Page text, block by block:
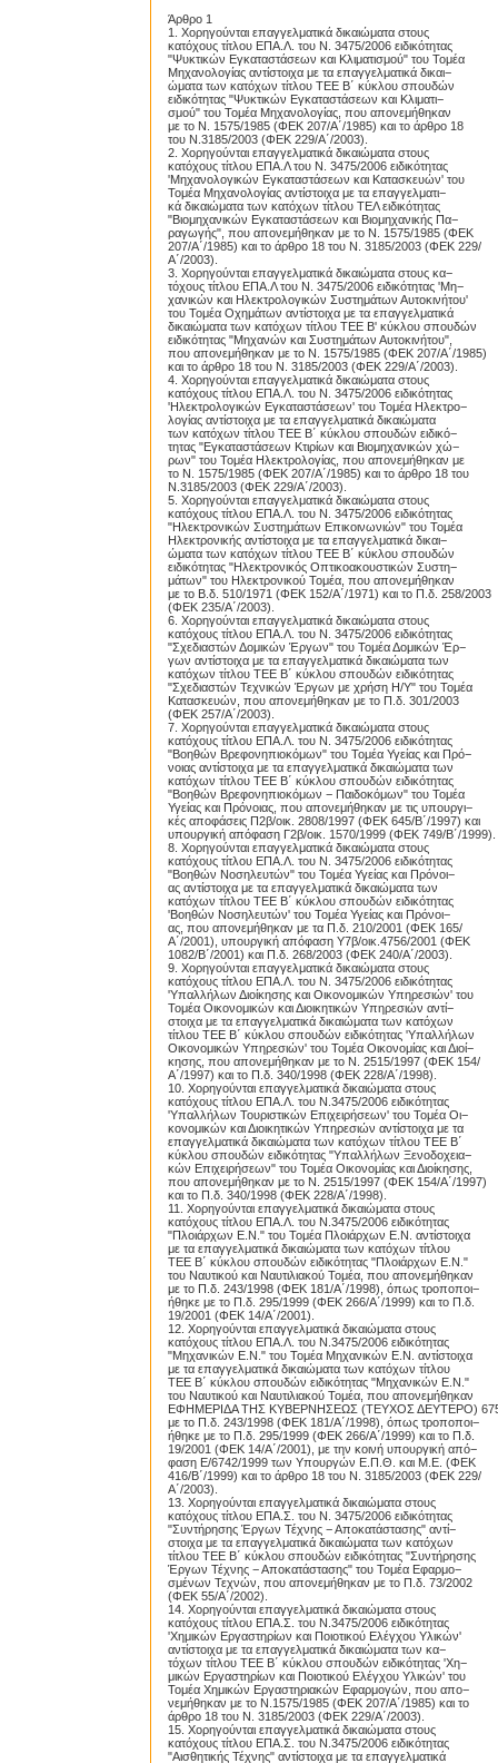
Άρθρο 1
1. Χορηγούνται επαγγελματικά δικαιώματα στους
κατόχους τίτλου ΕΠΑ.Λ. του Ν. 3475/2006 ειδικότητας
"Ψυκτικών Εγκαταστάσεων και Κλιματισμού" του Τομέα
Μηχανολογίας αντίστοιχα με τα επαγγελματικά δικαι−
ώματα των κατόχων τίτλου TEE Β΄ κύκλου σπουδών
ειδικότητας "Ψυκτικών Εγκαταστάσεων και Κλιματι−
σμού" του Τομέα Μηχανολογίας, που απονεμήθηκαν
με το Ν. 1575/1985 (ΦΕΚ 207/Α΄/1985) και το άρθρο 18
του Ν.3185/2003 (ΦΕΚ 229/Α΄/2003).
2. Χορηγούνται επαγγελματικά δικαιώματα στους
κατόχους τίτλου ΕΠΑ.Λ του Ν. 3475/2006 ειδικότητας
'Μηχανολογικών Εγκαταστάσεων και Κατασκευών' του
Τομέα Μηχανολογίας αντίστοιχα με τα επαγγελματι−
κά δικαιώματα των κατόχων τίτλου ΤΕΛ ειδικότητας
"Βιομηχανικών Εγκαταστάσεων και Βιομηχανικής Πα−
ραγωγής", που απονεμήθηκαν με το Ν. 1575/1985 (ΦΕΚ
207/Α΄/1985) και το άρθρο 18 του Ν. 3185/2003 (ΦΕΚ 229/
Α΄/2003).
3. Χορηγούνται επαγγελματικά δικαιώματα στους κα−
τόχους τίτλου ΕΠΑ.Λ του Ν. 3475/2006 ειδικότητας 'Μη−
χανικών και Ηλεκτρολογικών Συστημάτων Αυτοκινήτου'
του Τομέα Οχημάτων αντίστοιχα με τα επαγγελματικά
δικαιώματα των κατόχων τίτλου TEE Β' κύκλου σπουδών
ειδικότητας "Μηχανών και Συστημάτων Αυτοκινήτου",
που απονεμήθηκαν με το Ν. 1575/1985 (ΦΕΚ 207/Α΄/1985)
και το άρθρο 18 του Ν. 3185/2003 (ΦΕΚ 229/Α΄/2003).
4. Χορηγούνται επαγγελματικά δικαιώματα στους
κατόχους τίτλου ΕΠΑ.Λ. του Ν. 3475/2006 ειδικότητας
'Ηλεκτρολογικών Εγκαταστάσεων' του Τομέα Ηλεκτρο−
λογίας αντίστοιχα με τα επαγγελματικά δικαιώματα
των κατόχων τίτλου TEE Β΄ κύκλου σπουδών ειδικό−
τητας "Εγκαταστάσεων Κτιρίων και Βιομηχανικών χώ−
ρων" του Τομέα Ηλεκτρολογίας, που απονεμήθηκαν με
το Ν. 1575/1985 (ΦΕΚ 207/Α΄/1985) και το άρθρο 18 του
Ν.3185/2003 (ΦΕΚ 229/Α΄/2003).
5. Χορηγούνται επαγγελματικά δικαιώματα στους
κατόχους τίτλου ΕΠΑ.Λ. του Ν. 3475/2006 ειδικότητας
"Ηλεκτρονικών Συστημάτων Επικοινωνιών" του Τομέα
Ηλεκτρονικής αντίστοιχα με τα επαγγελματικά δικαι−
ώματα των κατόχων τίτλου TEE Β΄ κύκλου σπουδών
ειδικότητας "Ηλεκτρονικός Οπτικοακουστικών Συστη−
μάτων" του Ηλεκτρονικού Τομέα, που απονεμήθηκαν
με το Β.δ. 510/1971 (ΦΕΚ 152/Α΄/1971) και το Π.δ. 258/2003
(ΦΕΚ 235/Α΄/2003).
6. Χορηγούνται επαγγελματικά δικαιώματα στους
κατόχους τίτλου ΕΠΑ.Λ. του Ν. 3475/2006 ειδικότητας
"Σχεδιαστών Δομικών Έργων" του Τομέα Δομικών Έρ−
γων αντίστοιχα με τα επαγγελματικά δικαιώματα των
κατόχων τίτλου TEE Β΄ κύκλου σπουδών ειδικότητας
"Σχεδιαστών Τεχνικών Έργων με χρήση Η/Υ" του Τομέα
Κατασκευών, που απονεμήθηκαν με το Π.δ. 301/2003
(ΦΕΚ 257/Α΄/2003).
7. Χορηγούνται επαγγελματικά δικαιώματα στους
κατόχους τίτλου ΕΠΑ.Λ. του Ν. 3475/2006 ειδικότητας
"Βοηθών Βρεφονηπιοκόμων" του Τομέα Υγείας και Πρό−
νοιας αντίστοιχα με τα επαγγελματικά δικαιώματα των
κατόχων τίτλου TEE Β΄ κύκλου σπουδών ειδικότητας
"Βοηθών Βρεφονηπιοκόμων − Παιδοκόμων" του Τομέα
Υγείας και Πρόνοιας, που απονεμήθηκαν με τις υπουργι−
κές αποφάσεις Π2β/οικ. 2808/1997 (ΦΕΚ 645/Β΄/1997) και
υπουργική απόφαση Γ2β/οικ. 1570/1999 (ΦΕΚ 749/Β΄/1999).
8. Χορηγούνται επαγγελματικά δικαιώματα στους
κατόχους τίτλου ΕΠΑ.Λ. του Ν. 3475/2006 ειδικότητας
"Βοηθών Νοσηλευτών" του Τομέα Υγείας και Πρόνοι−
ας αντίστοιχα με τα επαγγελματικά δικαιώματα των
κατόχων τίτλου TEE Β΄ κύκλου σπουδών ειδικότητας
'Βοηθών Νοσηλευτών' του Τομέα Υγείας και Πρόνοι−
ας, που απονεμήθηκαν με τα Π.δ. 210/2001 (ΦΕΚ 165/
Α΄/2001), υπουργική απόφαση Υ7β/οικ.4756/2001 (ΦΕΚ
1082/Β΄/2001) και Π.δ. 268/2003 (ΦΕΚ 240/Α΄/2003).
9. Χορηγούνται επαγγελματικά δικαιώματα στους
κατόχους τίτλου ΕΠΑ.Λ. του Ν. 3475/2006 ειδικότητας
'Υπαλλήλων Διοίκησης και Οικονομικών Υπηρεσιών' του
Τομέα Οικονομικών και Διοικητικών Υπηρεσιών αντί−
στοιχα με τα επαγγελματικά δικαιώματα των κατόχων
τίτλου TEE Β΄ κύκλου σπουδών ειδικότητας 'Υπαλλήλων
Οικονομικών Υπηρεσιών' του Τομέα Οικονομίας και Διοί−
κησης, που απονεμήθηκαν με το Ν. 2515/1997 (ΦΕΚ 154/
Α΄/1997) και το Π.δ. 340/1998 (ΦΕΚ 228/Α΄/1998).
10. Χορηγούνται επαγγελματικά δικαιώματα στους
κατόχους τίτλου ΕΠΑ.Λ. του Ν.3475/2006 ειδικότητας
'Υπαλλήλων Τουριστικών Επιχειρήσεων' του Τομέα Οι−
κονομικών και Διοικητικών Υπηρεσιών αντίστοιχα με τα
επαγγελματικά δικαιώματα των κατόχων τίτλου TEE Β΄
κύκλου σπουδών ειδικότητας "Υπαλλήλων Ξενοδοχεια−
κών Επιχειρήσεων" του Τομέα Οικονομίας και Διοίκησης,
που απονεμήθηκαν με το Ν. 2515/1997 (ΦΕΚ 154/Α΄/1997)
και το Π.δ. 340/1998 (ΦΕΚ 228/Α΄/1998).
11. Χορηγούνται επαγγελματικά δικαιώματα στους
κατόχους τίτλου ΕΠΑ.Λ. του Ν.3475/2006 ειδικότητας
"Πλοιάρχων Ε.Ν." του Τομέα Πλοιάρχων Ε.Ν. αντίστοιχα
με τα επαγγελματικά δικαιώματα των κατόχων τίτλου
TEE Β΄ κύκλου σπουδών ειδικότητας "Πλοιάρχων Ε.Ν."
του Ναυτικού και Ναυτιλιακού Τομέα, που απονεμήθηκαν
με το Π.δ. 243/1998 (ΦΕΚ 181/Α΄/1998), όπως τροποποι−
ήθηκε με το Π.δ. 295/1999 (ΦΕΚ 266/Α΄/1999) και το Π.δ.
19/2001 (ΦΕΚ 14/Α΄/2001).
12. Χορηγούνται επαγγελματικά δικαιώματα στους
κατόχους τίτλου ΕΠΑ.Λ. του Ν.3475/2006 ειδικότητας
"Μηχανικών Ε.Ν." του Τομέα Μηχανικών Ε.Ν. αντίστοιχα
με τα επαγγελματικά δικαιώματα των κατόχων τίτλου
TEE Β΄ κύκλου σπουδών ειδικότητας "Μηχανικών Ε.Ν."
του Ναυτικού και Ναυτιλιακού Τομέα, που απονεμήθηκαν
ΕΦΗΜΕΡΙΔΑ ΤΗΣ ΚΥΒΕΡΝΗΣΕΩΣ (ΤΕΥΧΟΣ ΔΕΥΤΕΡΟ)
με το Π.δ. 243/1998 (ΦΕΚ 181/Α΄/1998), όπως τροποποι−
ήθηκε με το Π.δ. 295/1999 (ΦΕΚ 266/Α΄/1999) και το Π.δ.
19/2001 (ΦΕΚ 14/A΄/2001), με την κοινή υπουργική από−
φαση Ε/6742/1999 των Υπουργών Ε.Π.Θ. και Μ.Ε. (ΦΕΚ
416/Β΄/1999) και το άρθρο 18 του Ν. 3185/2003 (ΦΕΚ 229/
Α΄/2003).
13. Χορηγούνται επαγγελματικά δικαιώματα στους
κατόχους τίτλου ΕΠΑ.Σ. του Ν. 3475/2006 ειδικότητας
"Συντήρησης Έργων Τέχνης − Αποκατάστασης" αντί−
στοιχα με τα επαγγελματικά δικαιώματα των κατόχων
τίτλου TEE Β΄ κύκλου σπουδών ειδικότητας "Συντήρησης
Έργων Τέχνης − Αποκατάστασης" του Τομέα Εφαρμο−
σμένων Τεχνών, που απονεμήθηκαν με το Π.δ. 73/2002
(ΦΕΚ 55/Α΄/2002).
14. Χορηγούνται επαγγελματικά δικαιώματα στους
κατόχους τίτλου ΕΠΑ.Σ. του Ν.3475/2006 ειδικότητας
'Χημικών Εργαστηρίων και Ποιοτικού Ελέγχου Υλικών'
αντίστοιχα με τα επαγγελματικά δικαιώματα των κα−
τόχων τίτλου TEE Β΄ κύκλου σπουδών ειδικότητας 'Χη−
μικών Εργαστηρίων και Ποιοτικού Ελέγχου Υλικών' του
Τομέα Χημικών Εργαστηριακών Εφαρμογών, που απο−
νεμήθηκαν με το Ν.1575/1985 (ΦΕΚ 207/Α΄/1985) και το
άρθρο 18 του Ν. 3185/2003 (ΦΕΚ 229/Α΄/2003).
15. Χορηγούνται επαγγελματικά δικαιώματα στους
κατόχους τίτλου ΕΠΑ.Σ. του Ν.3475/2006 ειδικότητας
"Αισθητικής Τέχνης" αντίστοιχα με τα επαγγελματικά